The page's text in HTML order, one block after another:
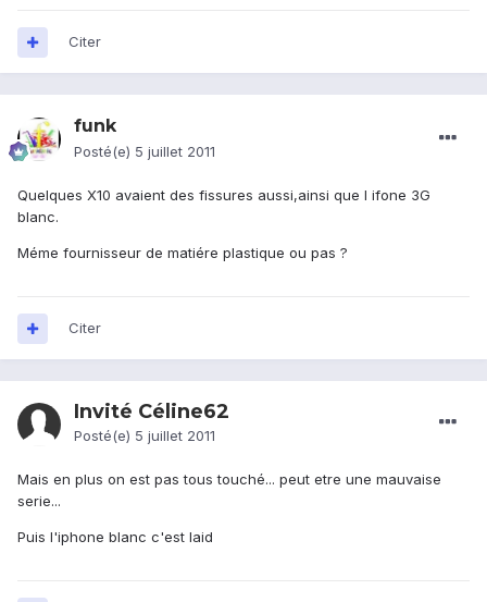
Citer
funk
Posté(e) 5 juillet 2011
Quelques X10 avaient des fissures aussi,ainsi que l ifone 3G
blanc.
Méme fournisseur de matiére plastique ou pas ?
Citer
Invité Céline62
Posté(e) 5 juillet 2011
Mais en plus on est pas tous touché... peut etre une mauvaise
serie...
Puis l'iphone blanc c'est laid